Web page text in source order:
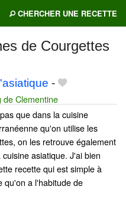
CHERCHER UNE RECETTE
de Courgettes
-
de Clementine
que dans la cuisine
qu'on utilise les
on les retrouve également
cuisine asiatique. J'ai bien
recette qui est simple à
qu'on a l'habitude de